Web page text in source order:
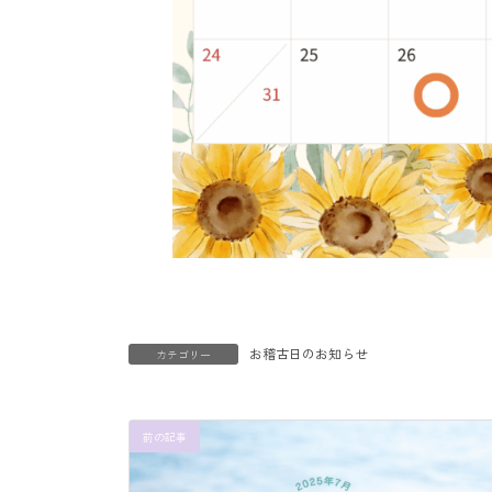
カテゴリー お稽古日のお知らせ
前の記事